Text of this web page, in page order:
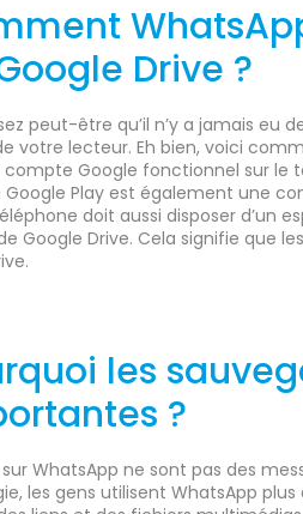
Drive ?
peut-être qu’il n’y a jamais eu
votre lecteur. Eh bien, voici
compte Google fonctionnel sur le
Google Play est également une
doit aussi disposer d’un
Google Drive. Cela signifie que
les
?
WhatsApp ne sont pas des
les gens utilisent WhatsApp